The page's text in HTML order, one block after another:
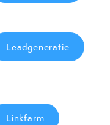
Leadgeneratie
Linkfarm